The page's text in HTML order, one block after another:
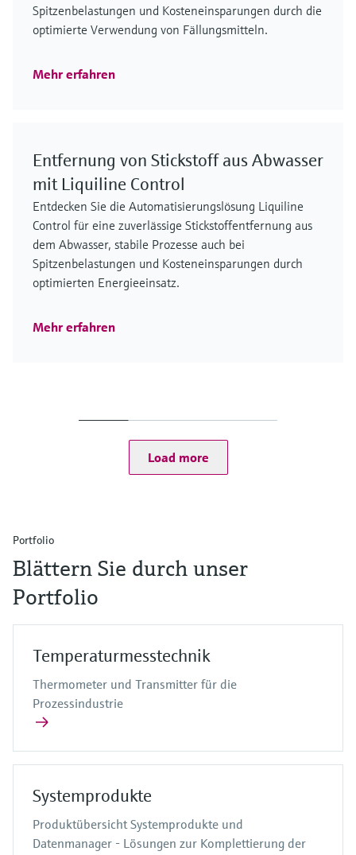
Spitzenbelastungen und Kosteneinsparungen durch die
optimierte Verwendung von Fällungsmitteln.
Mehr erfahren
Entfernung von Stickstoff aus Abwasser
mit Liquiline Control
Entdecken Sie die Automatisierungslösung Liquiline
Control für eine zuverlässige Stickstoffentfernung aus
dem Abwasser, stabile Prozesse auch bei
Spitzenbelastungen und Kosteneinsparungen durch
optimierten Energieeinsatz.
Mehr erfahren
Load more
Portfolio
Blättern Sie durch unser
Portfolio
Temperaturmesstechnik
Thermometer und Transmitter für die
Prozessindustrie
Systemprodukte
Produktübersicht Systemprodukte und
Datenmanager - Lösungen zur Komplettierung der